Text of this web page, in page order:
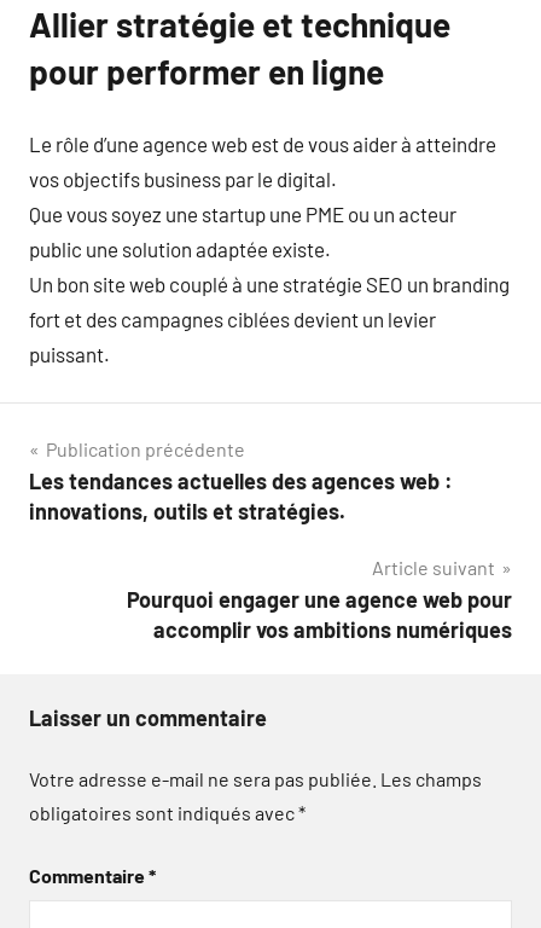
Allier stratégie et technique
pour performer en ligne
Le rôle d’une agence web est de vous aider à atteindre
vos objectifs business par le digital.
Que vous soyez une startup une PME ou un acteur
public une solution adaptée existe.
Un bon site web couplé à une stratégie SEO un branding
fort et des campagnes ciblées devient un levier
puissant.
Navigation
de
Publication précédente
Les tendances actuelles des agences web :
innovations, outils et stratégies.
Article suivant
Pourquoi engager une agence web pour
accomplir vos ambitions numériques
Laisser un commentaire
Votre adresse e-mail ne sera pas publiée. Les champs
obligatoires sont indiqués avec*
Commentaire*